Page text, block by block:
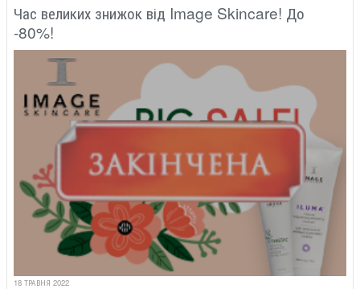
Час великих знижок від Image Skincare​! До
-80%!
18 ТРАВНЯ 2022